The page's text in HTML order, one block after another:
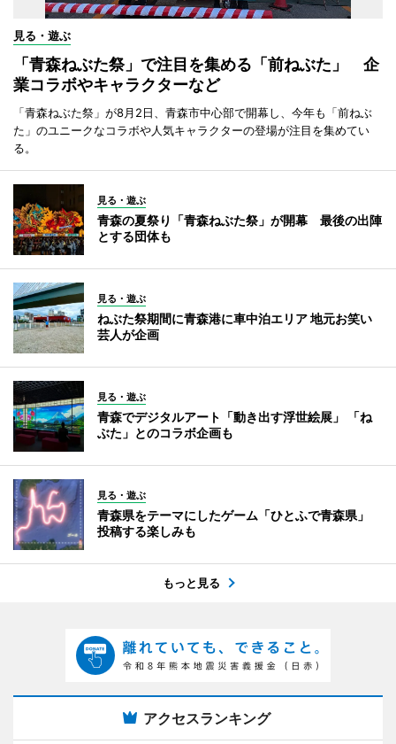
見る・遊ぶ
「青森ねぶた祭」で注目を集める「前ねぶた」 企
業コラボやキャラクターなど
「青森ねぶた祭」が8月2日、青森市中心部で開幕し、今年も「前ねぶ
た」のユニークなコラボや人気キャラクターの登場が注目を集めてい
る。
見る・遊ぶ
青森の夏祭り「青森ねぶた祭」が開幕 最後の出陣
とする団体も
見る・遊ぶ
ねぶた祭期間に青森港に車中泊エリア 地元お笑い
芸人が企画
見る・遊ぶ
青森でデジタルアート「動き出す浮世絵展」 「ね
ぶた」とのコラボ企画も
見る・遊ぶ
青森県をテーマにしたゲーム「ひとふで青森県」
投稿する楽しみも
もっと見る
アクセスランキング